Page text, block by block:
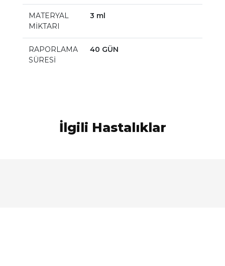
MATERYAL
MİKTARI
3 ml
RAPORLAMA
SÜRESİ
40 GÜN
İlgili Hastalıklar